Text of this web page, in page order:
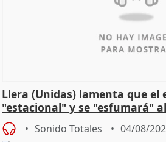
Llera (Unidas) lamenta que el
"estacional" y se "esfumará"
Sonido Totales 04/08/